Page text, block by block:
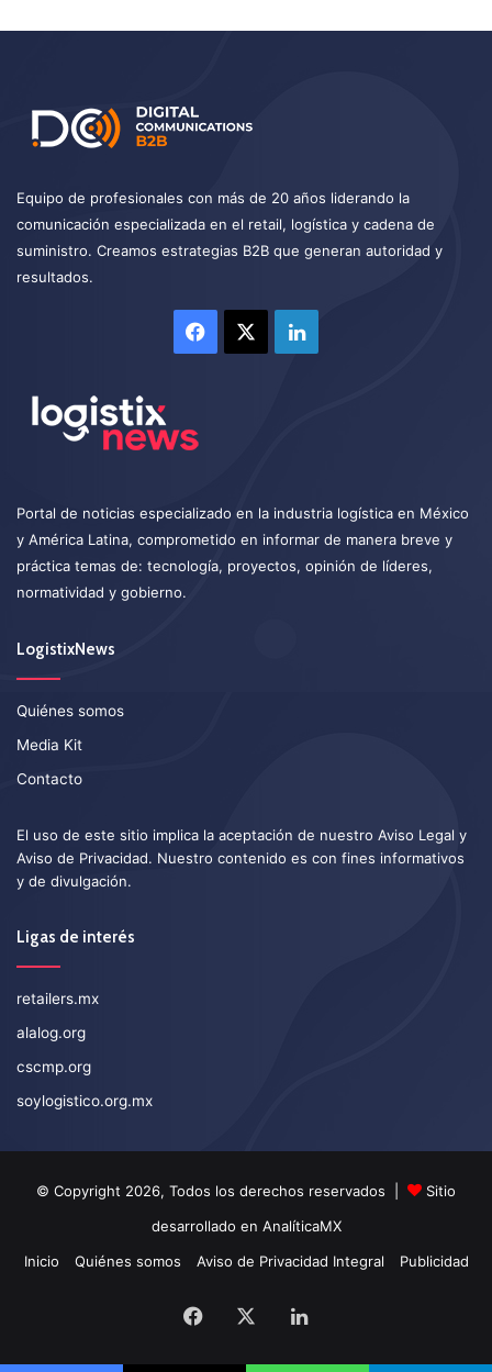
Equipo de profesionales con más de 20 años liderando la
comunicación especializada en el retail, logística y cadena de
suministro. Creamos estrategias B2B que generan autoridad y
resultados.
Facebook LinkedIn
Portal de noticias especializado en la industria logística en México
y América Latina, comprometido en informar de manera breve y
práctica temas de: tecnología, proyectos, opinión de líderes,
normatividad y gobierno.
LogistixNews
Quiénes somos
Media Kit
Contacto
El uso de este sitio implica la aceptación de nuestro Aviso Legal y
Aviso de Privacidad. Nuestro contenido es con fines informativos
y de divulgación.
Ligas de interés
retailers.mx
alalog.org
cscmp.org
soylogistico.org.mx
© Copyright 2026, Todos los derechos reservados |
Sitio
desarrollado en AnalíticaMX
Inicio
Quiénes somos Aviso de Privacidad Integral Publicidad
Facebook LinkedIn